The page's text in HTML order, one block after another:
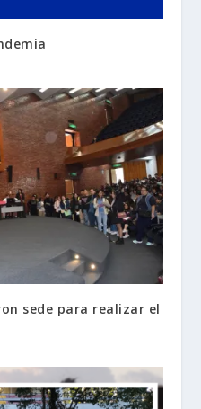
sede para realizar el